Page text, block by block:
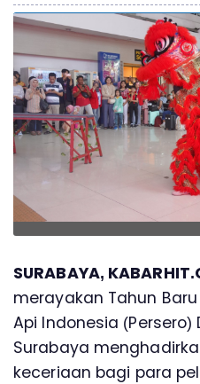
SURABAYA,
merayakan Tahun Baru
Api Indonesia (Persero)
Surabaya
keceriaan bagi para